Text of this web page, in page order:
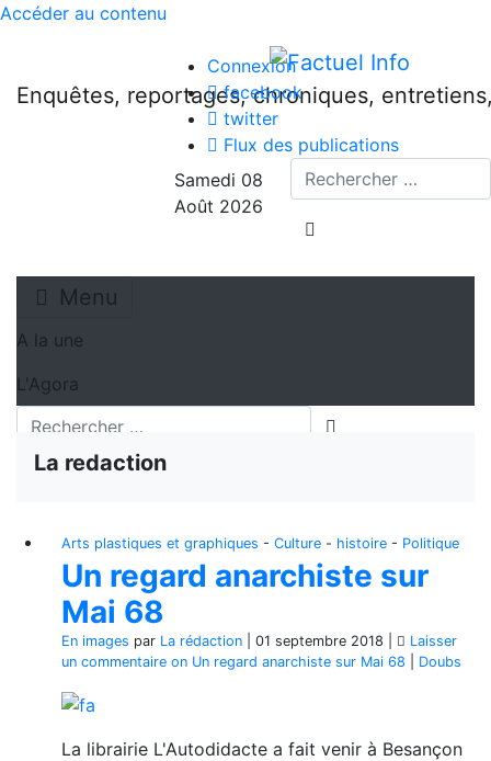
Accéder au contenu
Enquêtes, reportages, chroniques,
Connexion
facebook
twitter
Flux des publications
Samedi 08
Août 2026
Recherche
Menu
A la une
L'Agora
Recherche
La redaction
Arts plastiques et graphiques - Culture - histoire - Politique
Un regard anarchiste sur
Mai 68
En images par La rédaction 01 septembre 2018
Laisser
un commentaire on Un regard anarchiste sur Mai 68 Doubs
La librairie L'Autodidacte a fait venir à Besançon